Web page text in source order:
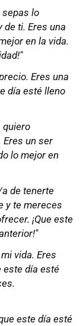
sepas lo
ti. Eres una
en la vida.
Eres una
día esté lleno
quiero
Eres un ser
lo mejor en
de tenerte
y te mereces
¡Que este
vida. Eres
este día esté
este día esté